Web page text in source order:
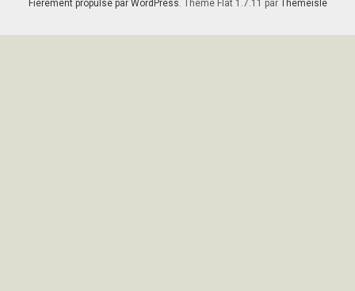
Fièrement propulsé par WordPress. Thème Flat 1.7.11 par Themeisle